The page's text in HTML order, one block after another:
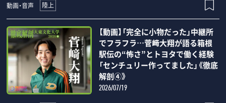
動画・音声 陸上
【動画】「完全に小物だった」中継所
でフラフラ…菅﨑大翔が語る箱根
駅伝の“怖さ”とトヨタで働く経験
「センチュリー作ってました」《徹底
解剖④》
2026/07/19